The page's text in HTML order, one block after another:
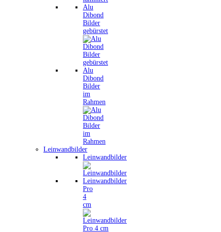
Alu
Dibond
Bilder
gebürstet
Alu
Dibond
Bilder
im
Rahmen
Leinwandbilder
Leinwandbilder
Leinwandbilder
Pro
4
cm